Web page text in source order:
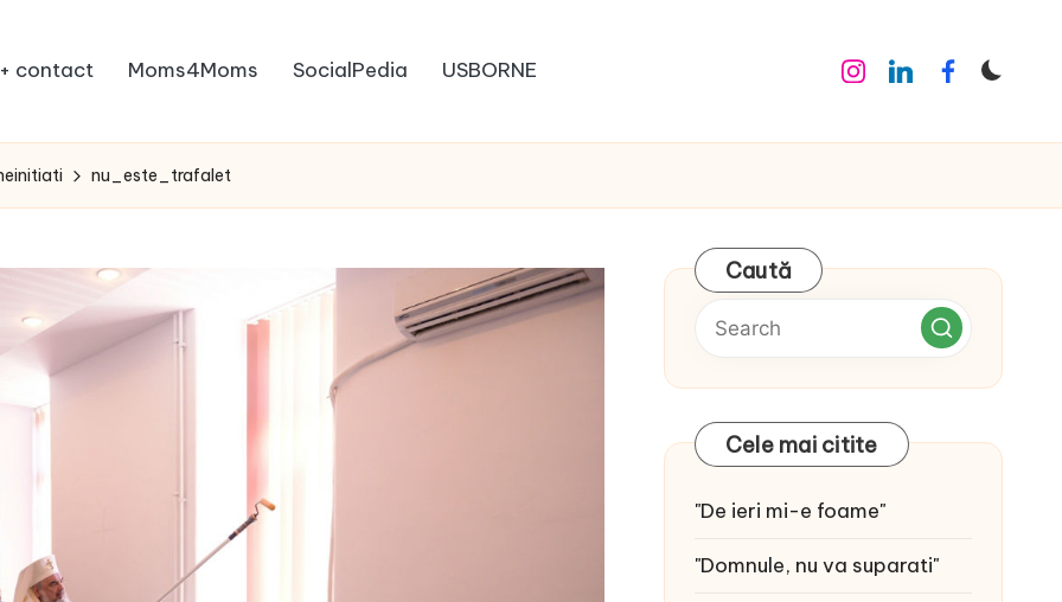
contact Moms4Moms SocialPedia USBORNE Instagram
LinkedinFacebook
nu_este_trafalet
Caută
Cele mai citite
"De ieri mi-e foame"
"Domnule, nu va suparati"